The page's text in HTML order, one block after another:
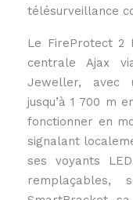
télésurveillance
Le FireProtect 2
centrale Ajax
Jeweller, avec
jusqu’à 1 700 m
fonctionner en
signalant
ses voyants
remplaçables,